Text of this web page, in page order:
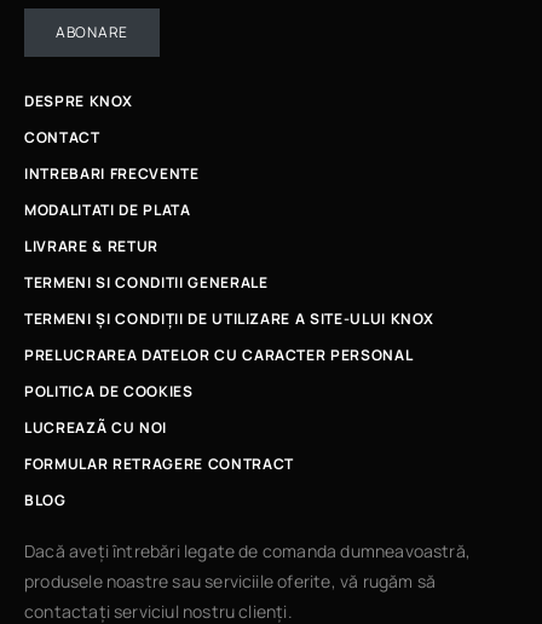
ABONARE
DESPRE KNOX
CONTACT
INTREBARI FRECVENTE
MODALITATI DE PLATA
LIVRARE & RETUR
TERMENI SI CONDITII GENERALE
TERMENI ȘI CONDIȚII DE UTILIZARE A SITE-ULUI KNOX
PRELUCRAREA DATELOR CU CARACTER PERSONAL
POLITICA DE COOKIES
LUCREAZÃ CU NOI
FORMULAR RETRAGERE CONTRACT
BLOG
Dacă aveți întrebări legate de comanda dumneavoastră,
produsele noastre sau serviciile oferite, vă rugăm să
contactați serviciul nostru clienți.